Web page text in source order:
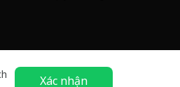
Xác nhận